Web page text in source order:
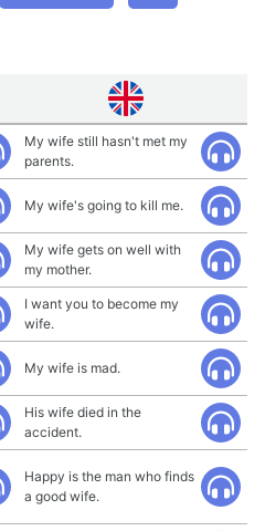
My wife still hasn't met my
parents.
My wife's going to kill me.
My wife gets on well with
my mother.
I want you to become my
wife.
My wife is mad.
His wife died in the
accident.
Happy is the man who finds
a good wife.